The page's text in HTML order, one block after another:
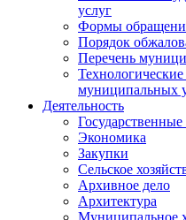
услуг
Формы
Порядок
Перечень
муниципальных
Деятельность
Экономика
Закупки
Сельское
Архивное дело
Архитектура